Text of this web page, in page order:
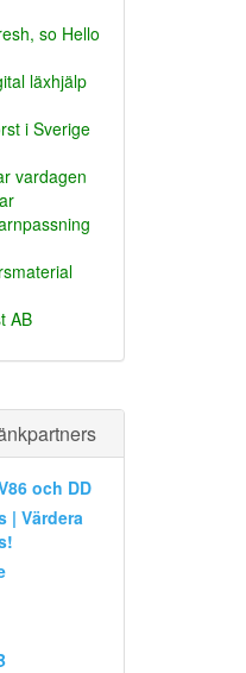
so Hello
läxhjälp
i Sverige
vardagen
AB
och DD
| Värdera